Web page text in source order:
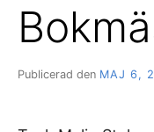
Publicerad den MAJ 6,